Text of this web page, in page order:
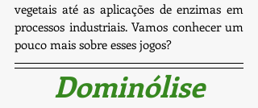
vegetais até as aplicações de enzimas em
processos industriais. Vamos conhecer um
pouco mais sobre esses jogos?
Dominólise